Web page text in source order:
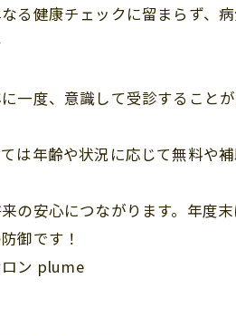
る健康チェックに留まらず、
一度、意識して受診すること
は年齢や状況に応じて無料や
の安心につながります。年度
御です！
ン plume